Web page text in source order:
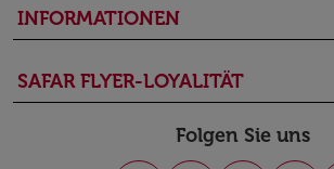
INFORMATIONEN
SAFAR FLYER-LOYALITÄT
Folgen Sie uns